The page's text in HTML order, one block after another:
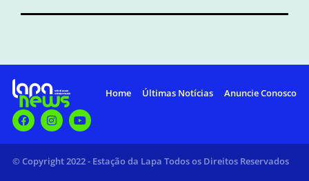
Home Últimas Notícias Anuncie Conosco
© Copyright 2022 - Estação da Lapa Todos os Direitos Reservados